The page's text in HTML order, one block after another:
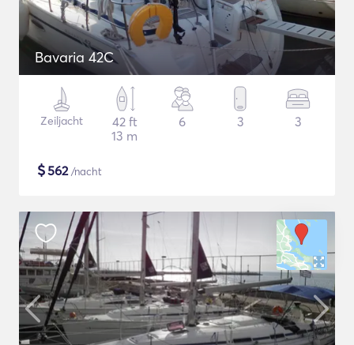
Bavaria 42C
Zeiljacht
42 ft
13 m
6 3 3
$562/nacht